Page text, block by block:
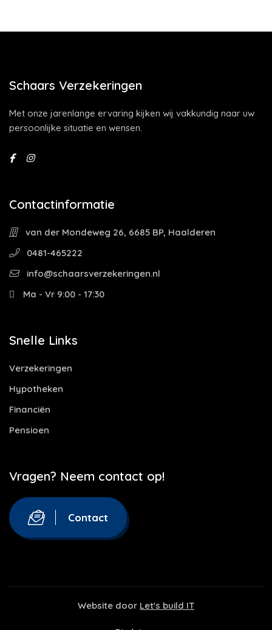
Schaars Verzekeringen
Met onze jarenlange ervaring kijken wij vakkundig naar uw
persoonlijke situatie en wensen.
Contactinformatie
van der Mondeweg 26, 6685 BP, Haalderen
0481-465222
info@schaarsverzekeringen.nl
Ma - Vr 9:00 - 17:30
Snelle Links
Verzekeringen
Hypotheken
Financiën
Pensioen
Vragen? Neem contact op!
Contact
Website door Let's build IT